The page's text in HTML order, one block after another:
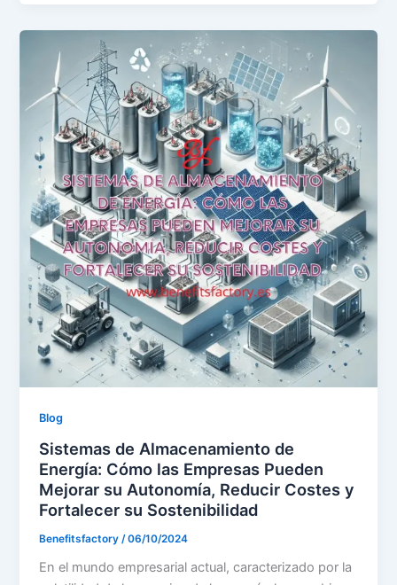
Blog
Sistemas de Almacenamiento de
Energía: Cómo las Empresas Pueden
Mejorar su Autonomía, Reducir Costes y
Fortalecer su Sostenibilidad
Benefitsfactory /06/10/2024
En el mundo empresarial actual, caracterizado por la